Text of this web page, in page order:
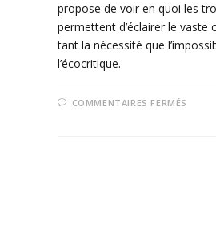
propose de voir en quoi les
permettent d’éclairer le vaste
tant la nécessité que
l’écocritique.
COMMENTAIRES FERMÉS